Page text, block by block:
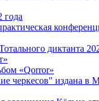
года
диктанта
«Qorror»
черкесов" издана в